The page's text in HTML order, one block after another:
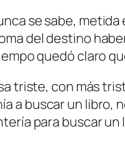
se sabe,
del destino
quedó claro
triste, con más
a buscar un libro,
para buscar